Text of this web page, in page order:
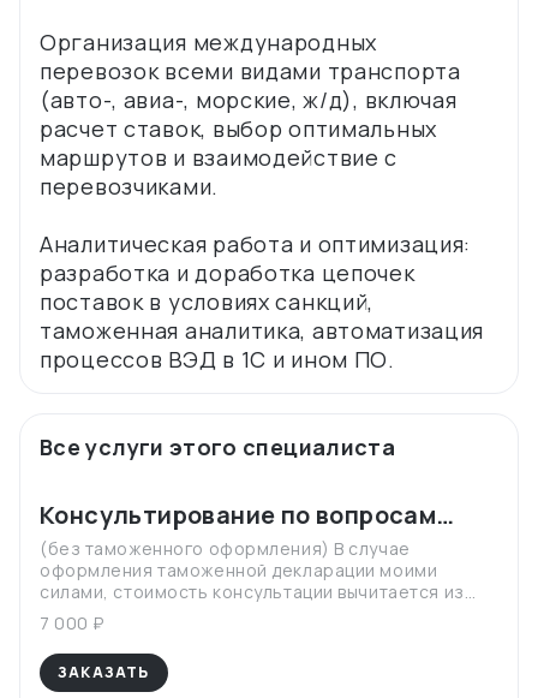
Организация международных
перевозок всеми видами транспорта
(авто-, авиа-, морские, ж/д), включая
расчет ставок, выбор оптимальных
маршрутов и взаимодействие с
перевозчиками.
Аналитическая работа и оптимизация:
разработка и доработка цепочек
поставок в условиях санкций,
таможенная аналитика, автоматизация
Все услуги этого специалиста
Консультирование по вопросам
таможенного оформления
(без таможенного оформления) В случае
оформления таможенной декларации моими
силами, стоимость консультации вычитается из
стоимости первой таможенной декларации
7 000 ₽
ЗАКАЗАТЬ